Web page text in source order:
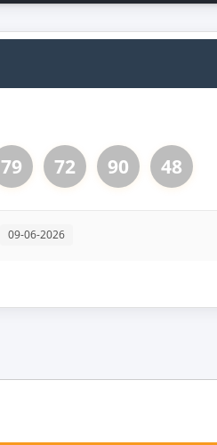
79 72 90 48
09-06-2026